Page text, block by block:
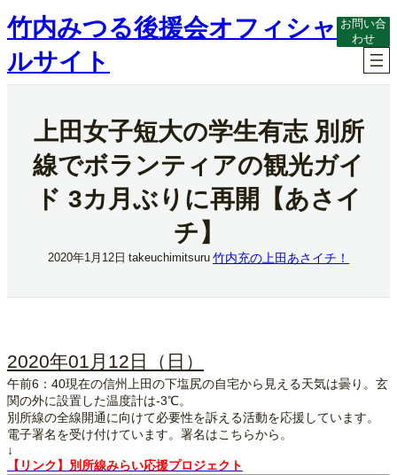
内
容
ス
キ
竹内みつる後援会オフィシャ
ルサイト
お問い合
わせ
上田女子短大の学生有志 別所
線でボランティアの観光ガイ
ド 3カ月ぶりに再開【あさイ
チ】
2020年1月12日 takeuchimitsuru 竹内充の上田あさイチ！
2020年01月12日（日）
午前6：40現在の信州上田の下塩尻の自宅から見える天気は曇り。玄
関の外に設置した温度計は-3℃。
別所線の全線開通に向けて必要性を訴える活動を応援しています。
電子署名を受け付けています。署名はこちらから。
↓
【リンク】別所線みらい応援プロジェクト